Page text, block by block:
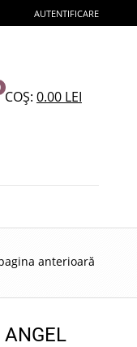
AUTENTIFICARE
COȘ: 0.00 LEI
anterioară